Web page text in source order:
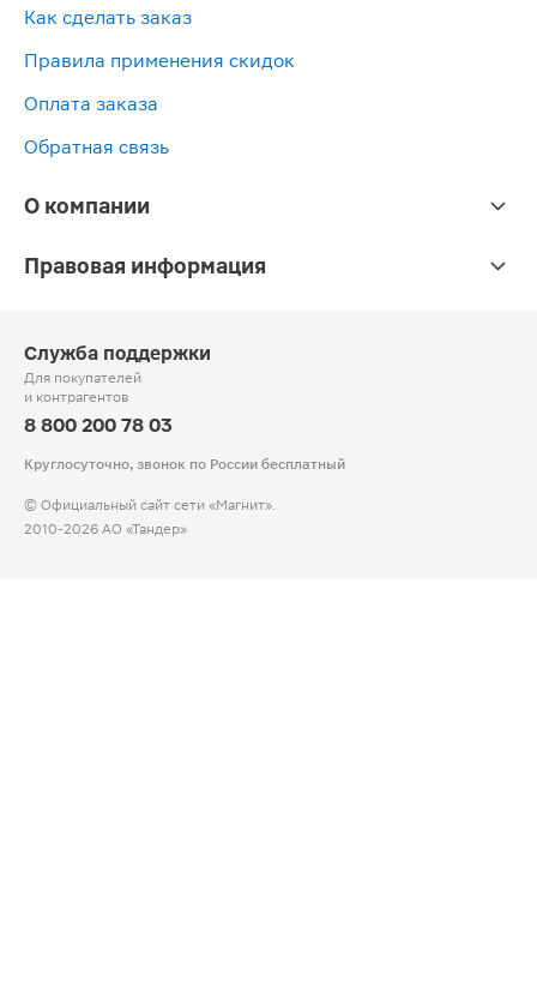
Как сделать заказ
Правила применения скидок
Оплата заказа
Обратная связь
О компании
Правовая информация
Служба поддержки
Для покупателей
и контрагентов
8 800 200 78 03
Круглосуточно, звонок по России бесплатный
© Официальный сайт сети «Магнит».
2010-2026 АО «Тандер»